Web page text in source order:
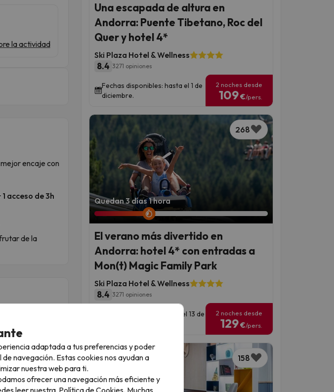
la actividad
encaje con
acceso de 3h
de la
Una escapada de altura en
Andorra: Puente Tibetano, Roc del
Quer y hotel 4*
Ski Plaza Hotel & Wellness
8.4 3271 opiniones
Fechas disponibles: hasta el 1 de
diciembre.
2 noches desde
109€/pers.
268
Quedan 3 días 1 hora
El verano más divertido en
Andorra: hotel 4* con entradas a
Mon(t) Magic Family Park
Ski Plaza Hotel & Wellness
8.4 3271 opiniones
Fechas para viajar: hasta el 13 de
2 noches desde
129€/pers.
158
adaptada a tus preferencias y poder
navegación. Estas cookies nos ayudan a
nuestra web para ti.
ofrecer una navegación más eficiente y
leer nuestra Política de Cookies. Muchas